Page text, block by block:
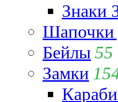
Знаки
Шапочки
Бейлы 55
Замки